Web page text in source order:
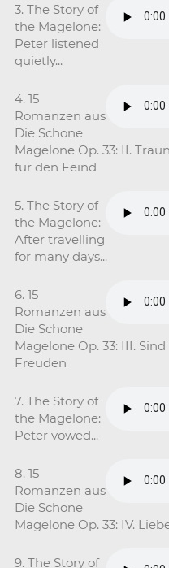
3. The Story of
the Magelone:
Peter listened
quietly...
4. 15
Romanzen aus
Die Schone
Magelone Op. 33: II.
fur den Feind
5. The Story of
the Magelone:
After travelling
for many days...
6. 15
Romanzen aus
Die Schone
Magelone Op. 33: III.
Freuden
7. The Story of
the Magelone:
Peter vowed...
8. 15
Romanzen aus
Die Schone
Magelone Op. 33: IV.
9. The Story of